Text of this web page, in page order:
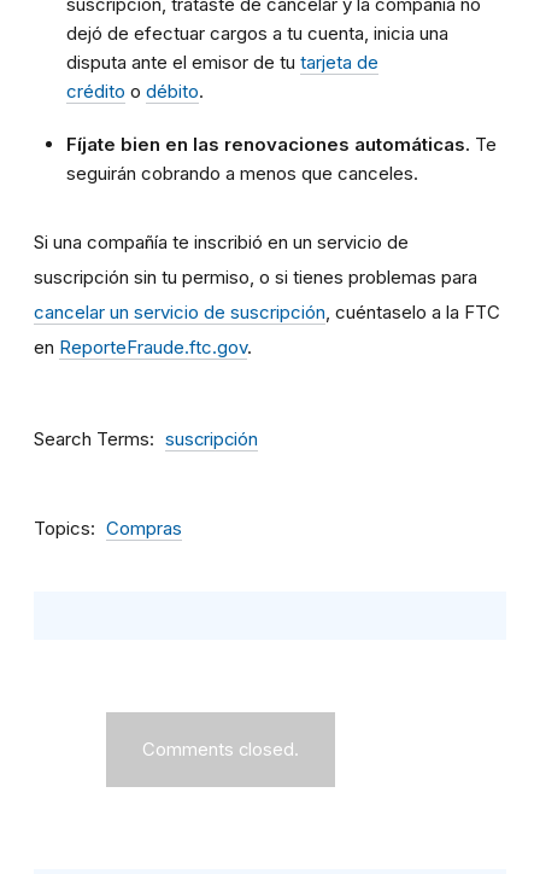
dejó de efectuar cargos a tu cuenta, inicia una
disputa ante el emisor de tu tarjeta de
crédito o débito.
Fíjate bien en las renovaciones automáticas. Te
seguirán cobrando a menos que canceles.
Si una compañía te inscribió en un servicio de
suscripción sin tu permiso, o si tienes problemas para
cancelar un servicio de suscripción, cuéntaselo a la FTC
en ReporteFraude.ftc.gov.
Search Terms suscripción
Topics Compras
Comments closed.